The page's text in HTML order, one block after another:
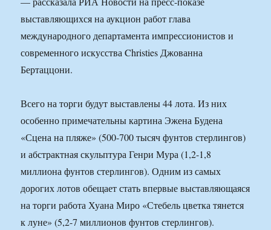
выставляющихся на аукцион работ глава
международного департамента импрессионистов и
современного искусства Christies Джованна
Бертаццони.
Всего на торги будут выставлены 44 лота. Из них
особенно примечательны картина Эжена Будена
«Сцена на пляже» (500-700 тысяч фунтов стерлингов)
и абстрактная скульптура Генри Мура (1,2-1,8
миллиона фунтов стерлингов). Одним из самых
дорогих лотов обещает стать впервые выставляющаяся
на торги работа Хуана Миро «Стебель цветка тянется
к луне» (5,2-7 миллионов фунтов стерлингов).